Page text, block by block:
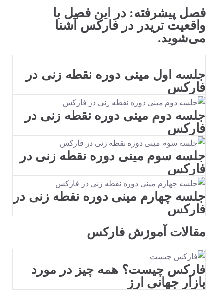
فصل پیشرفته: در این فصل با
واقعیت تریدر در فارکس آشنا
می‌شوید.
جلسه اول مینی دوره نقطه زنی در
فارکس
جلسه دوم مینی دوره نقطه زنی در
فارکس
جلسه سوم مینی دوره نقطه زنی در
فارکس
جلسه چهارم مینی دوره نقطه زنی در
فارکس
مقالات آموزش فارکس
فارکس چیست؟ همه چیز در مورد
بازار جهانی ارز